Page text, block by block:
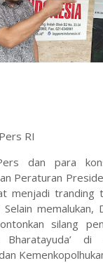
RI
dan para
Peraturan
menjadi tranding
memalukan,
silang
di